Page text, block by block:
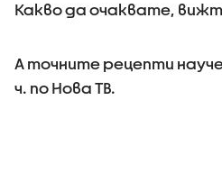
Какво да очаквате,
А точните рецепти
ч. по Нова ТВ.